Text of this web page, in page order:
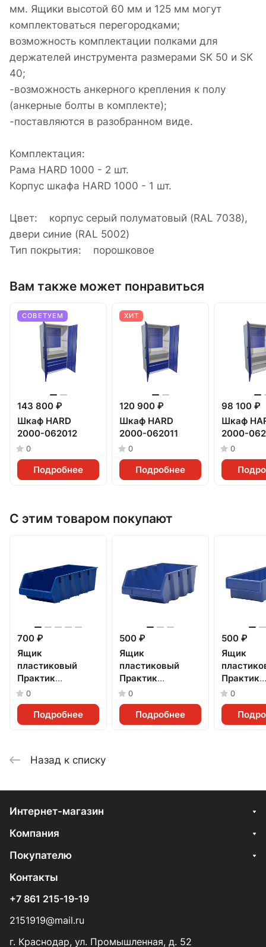
мм. Ящики высотой 60 мм и 125 мм могут
комплектоваться перегородками;
возможность комплектации полками для
держателей инструмента размерами SK 50 и SK
40;
-возможность анкерного крепления к полу
(анкерные болты в комплекте);
-поставляются в разобранном виде.
Комплектация:
Рама HARD 1000 - 2 шт.
Корпус шкафа HARD 1000 - 1 шт.
Цвет: корпус серый полуматовый (RAL 7038),
двери синие (RAL 5002)
Тип покрытия: порошковое
Вам также может понравиться
СОВЕТУЕМ
143 800 ₽
Шкаф HARD
2000-062012
0
Подробнее
ХИТ
120 900 ₽
Шкаф HARD
2000-062011
0
Подробнее
98 100 ₽
Шкаф
2000-
0
С этим товаром покупают
700 ₽
Ящик
пластиковый
Практик
(500x230x150мм)
0
Подробнее
500 ₽
Ящик
пластиковый
Практик
(400x230x150мм)
0
Подробнее
500 ₽
Ящик
Практик
0
Назад к списку
Интернет-магазин
Компания
Покупателю
Контакты
+7 861 215-19-19
2151919@mail.ru
г. Краснодар, ул. Промышленная, д. 52